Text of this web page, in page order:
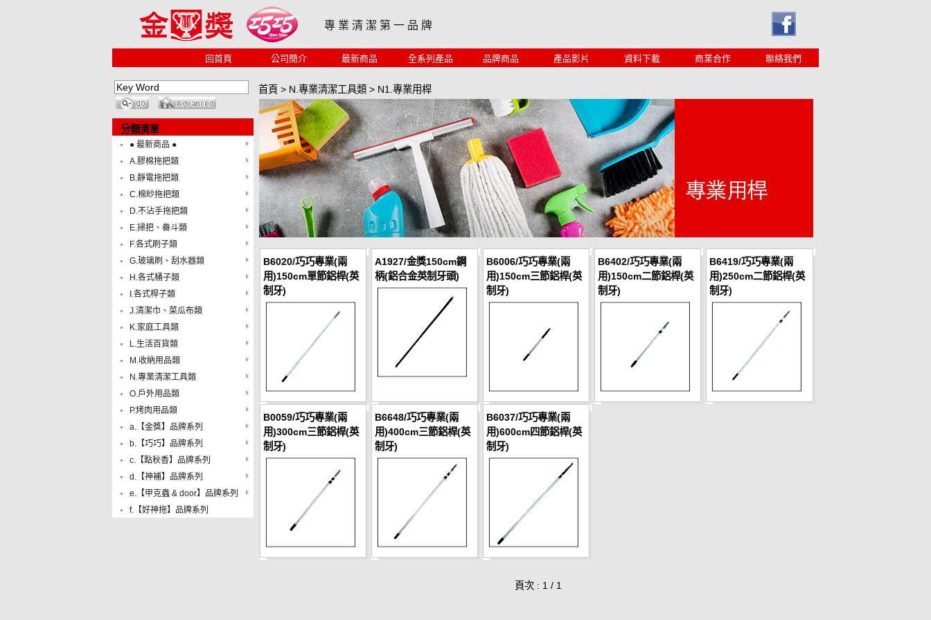
專 業 清 潔 第 一 品 牌
回首頁 公司簡介 最新商品 全系列產品 品牌商品 產品影片 資料下載 商業合作 聯絡我們
分類清單
● 最新商品 ●
A.膠棉拖把類
B.靜電拖把類
C.棉紗拖把類
D.不沾手拖把類
E.掃把、畚斗類
F.各式刷子類
G.玻璃刷、刮水器類
H.各式桶子類
I.各式桿子類
J.清潔巾、菜瓜布類
K.家庭工具類
L.生活百貨類
M.收納用品類
N.專業清潔工具類
O.戶外用品類
P.烤肉用品類
a.【金獎】品牌系列
b.【巧巧】品牌系列
c.【點秋香】品牌系列
d.【神補】品牌系列
e.【甲克蟲 & door】品牌系列
f.【好神拖】品牌系列
首頁 > N.專業清潔工具類 > N1.專業用桿
B6020/巧巧專業(兩
用)150cm單節鋁桿(英
制牙)
A1927/金獎150cm鋼
柄(鋁合金英制牙頭)
B6006/巧巧專業(兩
用)150cm三節鋁桿(英
制牙)
B6402/巧巧專業(兩
用)150cm二節鋁桿(英
制牙)
B6419/巧巧專業(兩
用)250cm二節鋁桿(英
制牙)
B0059/巧巧專業(兩
用)300cm三節鋁桿(英
制牙)
B6648/巧巧專業(兩
用)400cm三節鋁桿(英
制牙)
B6037/巧巧專業(兩
用)600cm四節鋁桿(英
制牙)
頁次 : 1 / 1